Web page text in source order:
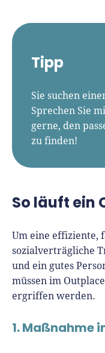
Tipp
Sie suchen
Sprechen Sie
gerne, den
zu finden!
So läuft ein
Um eine effiziente,
sozialverträgliche
und ein gutes
müssen im
ergriffen werden.
1. Maßnahme